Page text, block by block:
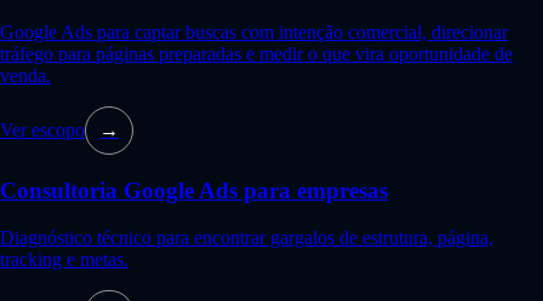
Google Ads para captar buscas com intenção comercial, direcionar
tráfego para páginas preparadas e medir o que vira oportunidade de
venda.
Ver escopo →
Consultoria Google Ads para empresas
Diagnóstico técnico para encontrar gargalos de estrutura, página,
tracking e metas.